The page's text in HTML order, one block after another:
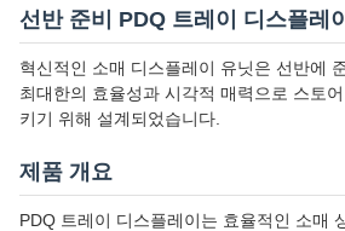
선반 준비 PDQ 트레이 디스플레
혁신적인 소매 디스플레이 유닛은 선반에
최대한의 효율성과 시각적 매력으로 스토
키기 위해 설계되었습니다.
제품 개요
PDQ 트레이 디스플레이는 효율적인 소매